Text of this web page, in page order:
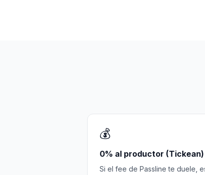
💰
0% al productor (Tickean)
Si el fee de Passline te duele,